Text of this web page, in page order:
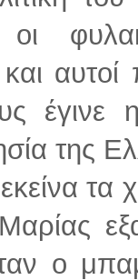
αυτοί
της
τα
ο